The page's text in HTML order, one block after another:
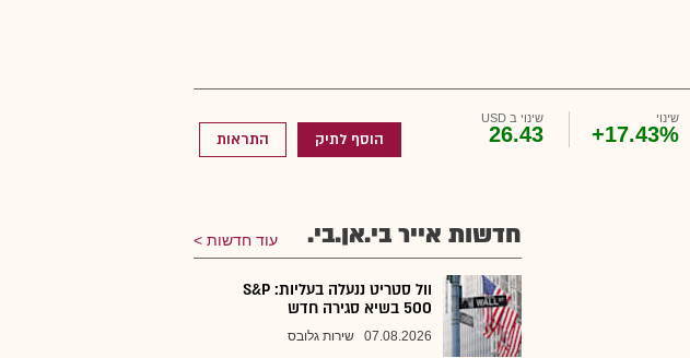
שינוי
+17.43%
שינוי ב USD
26.43 הוסף לתיק התראות
חדשות אייר בי.אן.בי. עוד חדשות
וול סטריט ננעלה בעליות: S&P
500 בשיא סגירה חדש
07.08.2026 שירות גלובס